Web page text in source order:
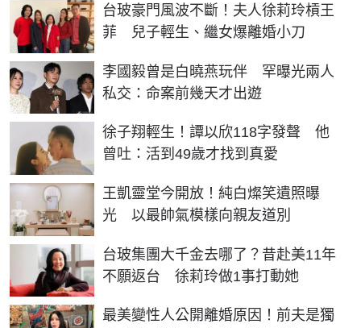
台玻豪門風波不斷！夫人徐莉玲槓王
菲 兒子輕生、繼女爆離婚小刀
李國毅曾是白曉燕玩伴 罕曝光兩人
私交：命案前幾天才出遊
徐子翔輕生！譚以欣118字發聲 他
曾吐：活到49歲才找到真愛
王凱靈堂今開放！純白燦笑遺照曝
光 以最帥氣模樣向親友道別
台玻集團大千金去哪了？昔赴美11年
不願返台 徐莉玲做1事打動她
最美變性人公開離婚原因！前夫是獨